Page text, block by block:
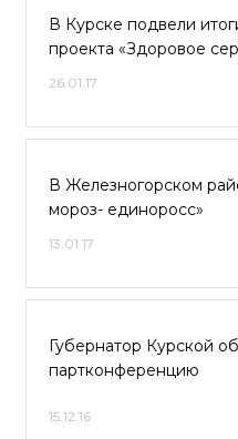
В Курске подвели
проекта «Здоровое
26.01.17
В Железногорском
мороз- единоросс»
13.01.17
Губернатор Курской
партконференцию
15.12.16